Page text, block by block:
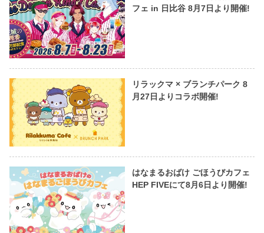
フェ in 日比谷 8月7日より開催!
リラックマ × ブランチパーク 8
月27日よりコラボ開催!
はなまるおばけ ごほうびカフェ
HEP FIVEにて8月6日より開催!